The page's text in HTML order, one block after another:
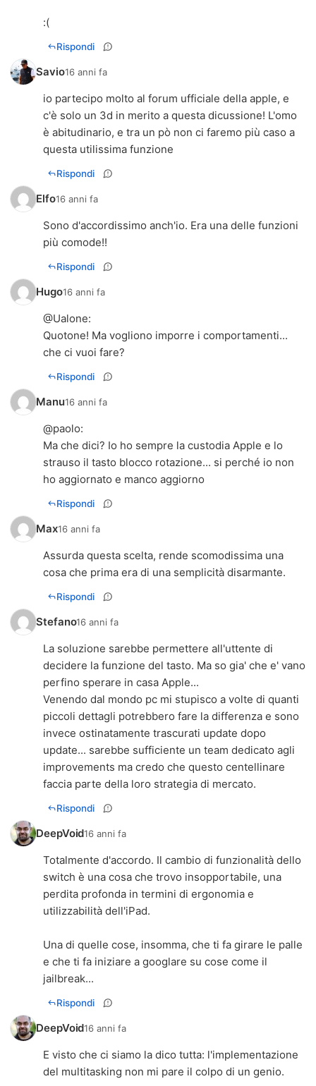
:(
Rispondi
Savio16 anni fa
io partecipo molto al forum ufficiale della apple, e
c'è solo un 3d in merito a questa dicussione! L'omo
è abitudinario, e tra un pò non ci faremo più caso a
questa utilissima funzione
Rispondi
Elfo16 anni fa
Sono d'accordissimo anch'io. Era una delle funzioni
più comode!!
Rispondi
Hugo16 anni fa
@Ualone:
Quotone! Ma vogliono imporre i comportamenti...
che ci vuoi fare?
Rispondi
Manu16 anni fa
@paolo:
Ma che dici? Io ho sempre la custodia Apple e lo
strauso il tasto blocco rotazione... si perché io non
ho aggiornato e manco aggiorno
Rispondi
Max16 anni fa
Assurda questa scelta, rende scomodissima una
cosa che prima era di una semplicità disarmante.
Rispondi
Stefano16 anni fa
La soluzione sarebbe permettere all'uttente di
decidere la funzione del tasto. Ma so gia' che e' vano
perfino sperare in casa Apple...
Venendo dal mondo pc mi stupisco a volte di quanti
piccoli dettagli potrebbero fare la differenza e sono
invece ostinatamente trascurati update dopo
update... sarebbe sufficiente un team dedicato agli
improvements ma credo che questo centellinare
faccia parte della loro strategia di mercato.
Rispondi
DeepVoid16 anni fa
Totalmente d'accordo. Il cambio di funzionalità dello
switch è una cosa che trovo insopportabile, una
perdita profonda in termini di ergonomia e
utilizzabilità dell'iPad.
Una di quelle cose, insomma, che ti fa girare le palle
e che ti fa iniziare a googlare su cose come il
jailbreak...
Rispondi
DeepVoid16 anni fa
E visto che ci siamo la dico tutta: l'implementazione
del multitasking non mi pare il colpo di un genio.